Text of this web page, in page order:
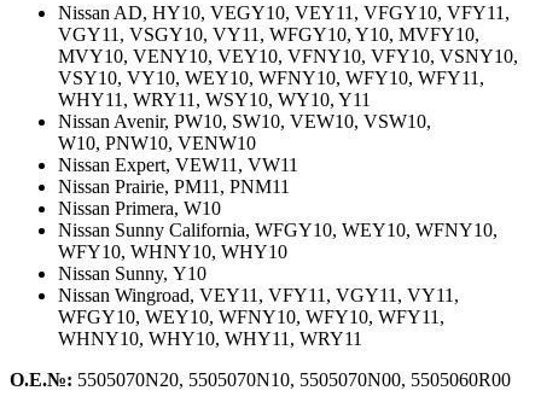
Nissan AD, HY10, VEGY10, VEY11, VFGY10, VFY11,
VGY11, VSGY10, VY11, WFGY10, Y10, MVFY10,
MVY10, VENY10, VEY10, VFNY10, VFY10, VSNY10,
VSY10, VY10, WEY10, WFNY10, WFY10, WFY11,
WHY11, WRY11, WSY10, WY10, Y11
Nissan Avenir, PW10, SW10, VEW10, VSW10,
W10, PNW10, VENW10
Nissan Expert, VEW11, VW11
Nissan Prairie, PM11, PNM11
Nissan Primera, W10
Nissan Sunny California, WFGY10, WEY10, WFNY10,
WFY10, WHNY10, WHY10
Nissan Sunny, Y10
Nissan Wingroad, VEY11, VFY11, VGY11, VY11,
WFGY10, WEY10, WFNY10, WFY10, WFY11,
WHNY10, WHY10, WHY11, WRY11
О.Е.№: 5505070N20, 5505070N10, 5505070N00, 5505060R00